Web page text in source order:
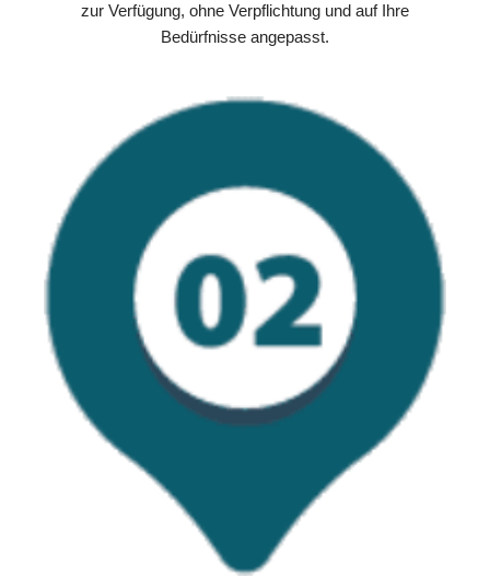
zur Verfügung, ohne Verpflichtung und auf Ihre
Bedürfnisse angepasst.